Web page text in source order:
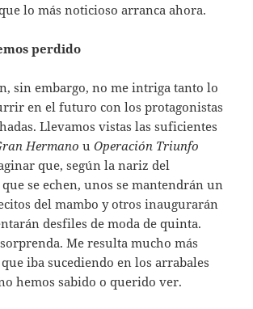
lo más noticioso arranca ahora.
perdido
sin embargo, no me intriga tanto lo
en el futuro con los protagonistas
Llevamos vistas las suficientes
Hermano uOperación Triunfo
que, según la nariz del
se echen, unos se mantendrán un
del mambo y otros inaugurarán
desfiles de moda de quinta.
Me resulta mucho más
iba sucediendo en los arrabales
hemos sabido o querido ver.